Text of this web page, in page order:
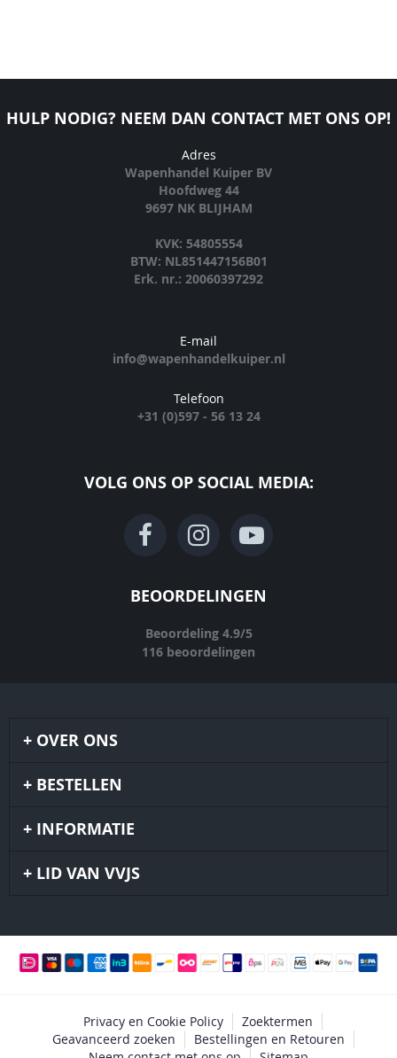
HULP NODIG? NEEM DAN CONTACT MET ONS OP!
Adres
Wapenhandel Kuiper BV
Hoofdweg 44
9697 NK BLIJHAM
KVK: 54805554
BTW: NL851447156B01
Erk. nr.: 20060397292
E-mail
info@wapenhandelkuiper.nl
Telefoon
+31 (0)597 - 56 13 24
VOLG ONS OP SOCIAL MEDIA:
BEOORDELINGEN
Beoordeling 4.9/5
116 beoordelingen
OVER ONS
BESTELLEN
INFORMATIE
LID VAN VVJS
Privacy en Cookie Policy
Zoektermen
Geavanceerd zoeken
Bestellingen en Retouren